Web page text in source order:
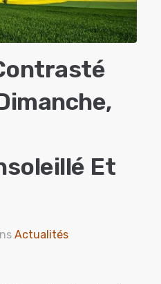
Et
Actualités